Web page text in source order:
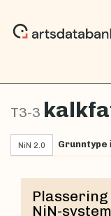
T3-3
NiN 2.0 Grunntype i
Plassering
NiN-